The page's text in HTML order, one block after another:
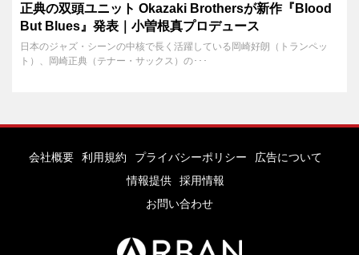
正典の双頭ユニット Okazaki Brothersが新作『Blood
But Blues』発表｜小曽根真プロデュース
日本のジャズ・シーンの中核で長く活躍している岡崎好朗（トランペッ
ト）、岡崎正典（テナー・サックス）の･･･
会社概要 利用規約 プライバシーポリシー
広告について
情報提供
採用情報
お問い合わせ